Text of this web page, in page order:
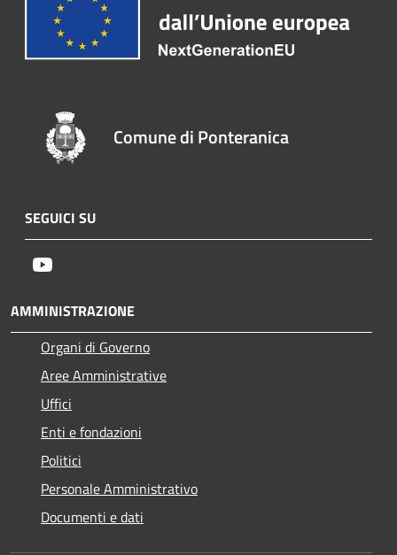
Comune di Ponteranica
SEGUICI SU
AMMINISTRAZIONE
Organi di Governo
Aree Amministrative
Uffici
Enti e fondazioni
Politici
Personale Amministrativo
Documenti e dati